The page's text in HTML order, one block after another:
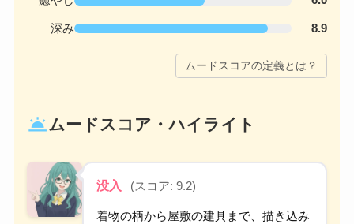
深み 8.9
ムードスコアの定義とは？
wb_twilightムードスコア・ハイライト
没入 (スコア: 9.2)
着物の柄から屋敷の建具まで、描き込み